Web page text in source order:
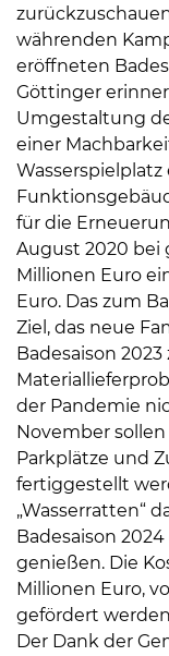
währenden
eröffneten
Göttinger
Umgestaltung
einer
für die
August 2020 bei
Millionen Euro
Euro. Das zum
Ziel, das neue
Badesaison
der Pandemie
November
Parkplätze und
fertiggestellt
„Wasserratten“
Badesaison
genießen. Die
Millionen Euro,
gefördert
Der Dank der